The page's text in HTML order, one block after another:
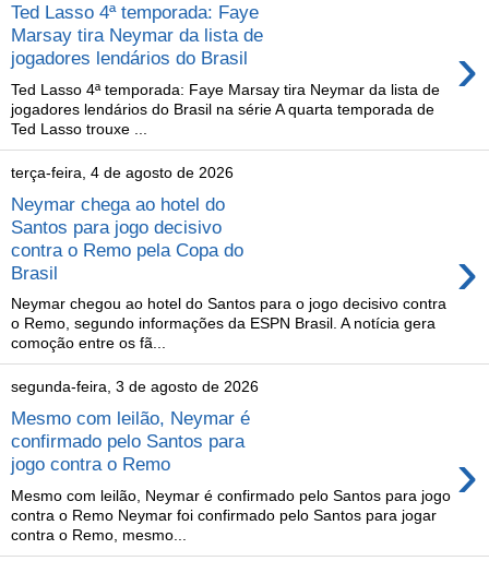
Ted Lasso 4ª temporada: Faye
Marsay tira Neymar da lista de
jogadores lendários do Brasil
›
Ted Lasso 4ª temporada: Faye Marsay tira Neymar da lista de
jogadores lendários do Brasil na série A quarta temporada de
Ted Lasso trouxe ...
terça-feira, 4 de agosto de 2026
Neymar chega ao hotel do
Santos para jogo decisivo
contra o Remo pela Copa do
Brasil
›
Neymar chegou ao hotel do Santos para o jogo decisivo contra
o Remo, segundo informações da ESPN Brasil. A notícia gera
comoção entre os fã...
segunda-feira, 3 de agosto de 2026
Mesmo com leilão, Neymar é
confirmado pelo Santos para
jogo contra o Remo
›
Mesmo com leilão, Neymar é confirmado pelo Santos para jogo
contra o Remo Neymar foi confirmado pelo Santos para jogar
contra o Remo, mesmo...